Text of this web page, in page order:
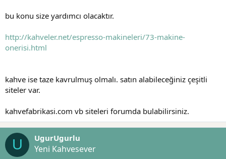
bu konu size yardımcı olacaktır.
http://kahveler.net/espresso-makineleri/73-makine-
onerisi.html
kahve ise taze kavrulmuş olmalı. satın alabileceğiniz çeşitli
siteler var.
kahvefabrikasi.com vb siteleri forumda bulabilirsiniz.
U UgurUgurlu
Yeni Kahvesever